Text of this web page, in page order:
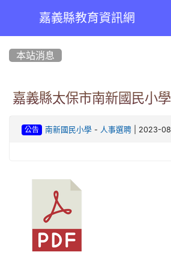
嘉義縣教育資訊網
本站消息
嘉義縣太保市南新國民小
公告 南新國民小學- 人事選聘| 2023-